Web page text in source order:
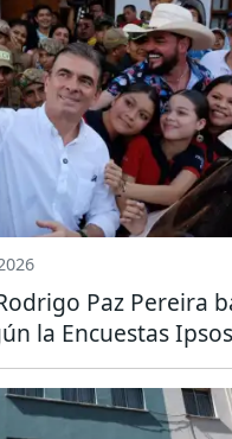
Paz Pereira
la Encuestas Ipsos